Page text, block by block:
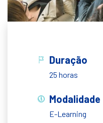
Duração
25 horas
Modalidade
E-Learning